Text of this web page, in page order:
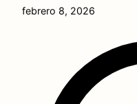
febrero 8, 2026